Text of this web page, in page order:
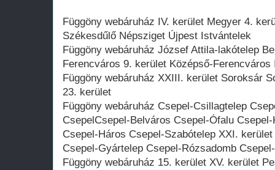
Függöny webáruház IV. kerület Megyer 4.
Székesdűlő Népsziget Újpest Istvántelek
Függöny webáruház József Attila-lakótelep
Ferencváros 9. kerület Középső-Ferencváros
Függöny webáruház XXIII. kerület Soroksár
23. kerület
Függöny webáruház Csepel-Csillagtelep
CsepelCsepel-Belváros Csepel-Ófalu
Csepel-Háros Csepel-Szabótelep XXI.
Csepel-Gyártelep Csepel-Rózsadomb
Függöny webáruház 15. kerület XV. kerület